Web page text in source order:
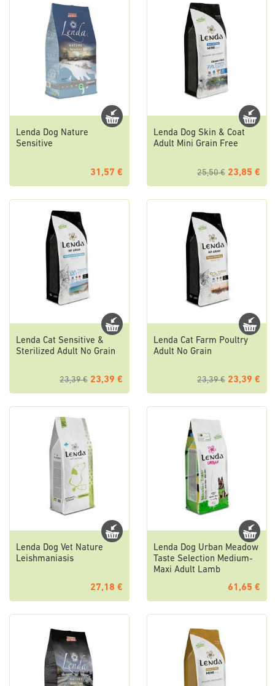
Lenda Dog Nature
Sensitive
31,57 €
Lenda Dog Skin & Coat
Adult Mini Grain Free
25,50 € 23,85 €
Lenda Cat Sensitive &
Sterilized Adult No Grain
23,39 € 23,39 €
Lenda Cat Farm Poultry
Adult No Grain
23,39 € 23,39 €
Lenda Dog Vet Nature
Leishmaniasis
27,18 €
Lenda Dog Urban Meadow
Taste Selection Medium-
Maxi Adult Lamb
61,65 €